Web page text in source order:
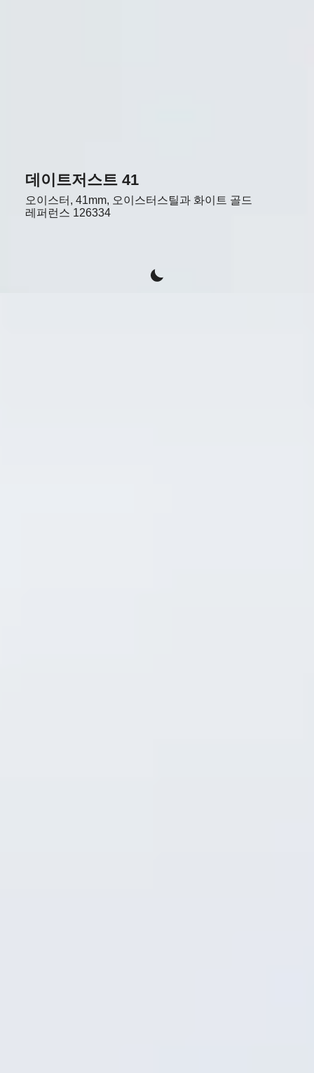
데이트저스트 41
오이스터, 41mm, 오이스터스틸과 화이트 골드
레퍼런스 126334